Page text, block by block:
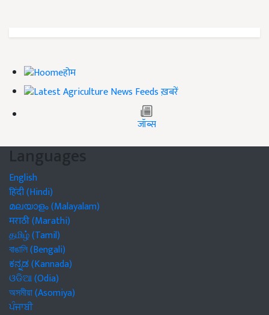
होम
ख़बरें
जॉब्स
Languages
English
हिंदी (Hindi)
മലയാളം (Malayalam)
मराठी (Marathi)
தமிழ் (Tamil)
বাঙালি (Bengali)
ಕನ್ನಡ (Kannada)
ଓଡିଆ (Odia)
অসমীয়া (Asomiya)
ਪੰਜਾਬੀ